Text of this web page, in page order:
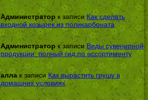
Администраторк записи Как сделать
входной козырек из поликарбоната
Администраторк записи Виды сувенирной
продукции: полный гид по ассортименту
аллак записиКак вырастить грушу в
домашних условиях